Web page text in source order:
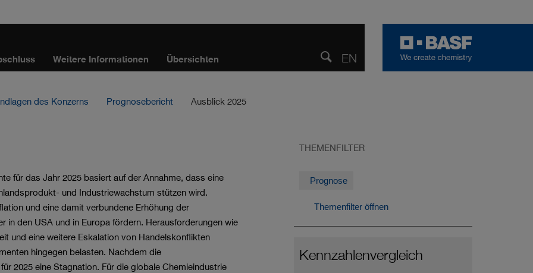
Weitere Informationen Übersichten TeilenSuche
öffnen
EN ENGLISH
des Konzerns Prognosebericht Ausblick 2025
für das Jahr 2025 basiert auf der Annahme, dass eine
und Industriewachstum stützen wird.
und eine damit verbundene Erhöhung der
in den USA und in Europa fördern. Herausforderungen wie
und eine weitere Eskalation von Handelskonflikten
hingegen belasten. Nachdem die
2025 eine Stagnation. Für die globale Chemieindustrie
THEMENFILTER
Prognose
Themenfilter öffnen
Kennzahlen­vergleich